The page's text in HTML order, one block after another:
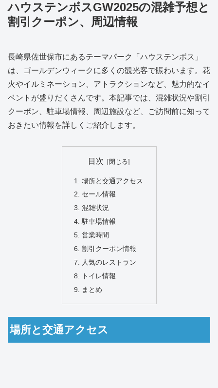
ハウステンボスGW2025の混雑予想と
割引クーポン、周辺情報
長崎県佐世保市にあるテーマパーク「ハウステンボス」
は、ゴールデンウィークに多くの観光客で賑わいます。花
火やイルミネーション、アトラクションなど、魅力的なイ
ベントが盛りだくさんです。本記事では、混雑状況や割引
クーポン、駐車場情報、周辺施設など、ご訪問前に知って
おきたい情報を詳しくご紹介します。
目次
場所と交通アクセス
セール情報
混雑状況
駐車場情報
営業時間
割引クーポン情報
人気のレストラン
トイレ情報
まとめ
場所と交通アクセス